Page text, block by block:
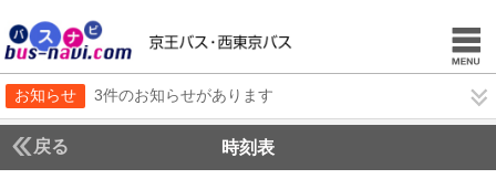
お知らせ 3件のお知らせがあります
戻る 時刻表